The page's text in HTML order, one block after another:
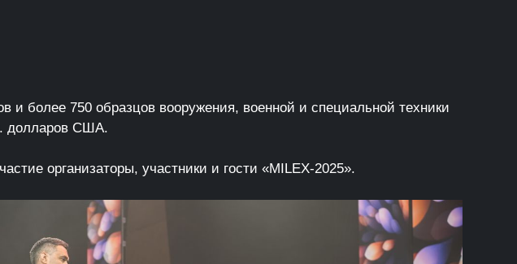
и более 750 образцов вооружения, военной и специальной техники
долларов США.
организаторы, участники и гости «MILEX-2025».